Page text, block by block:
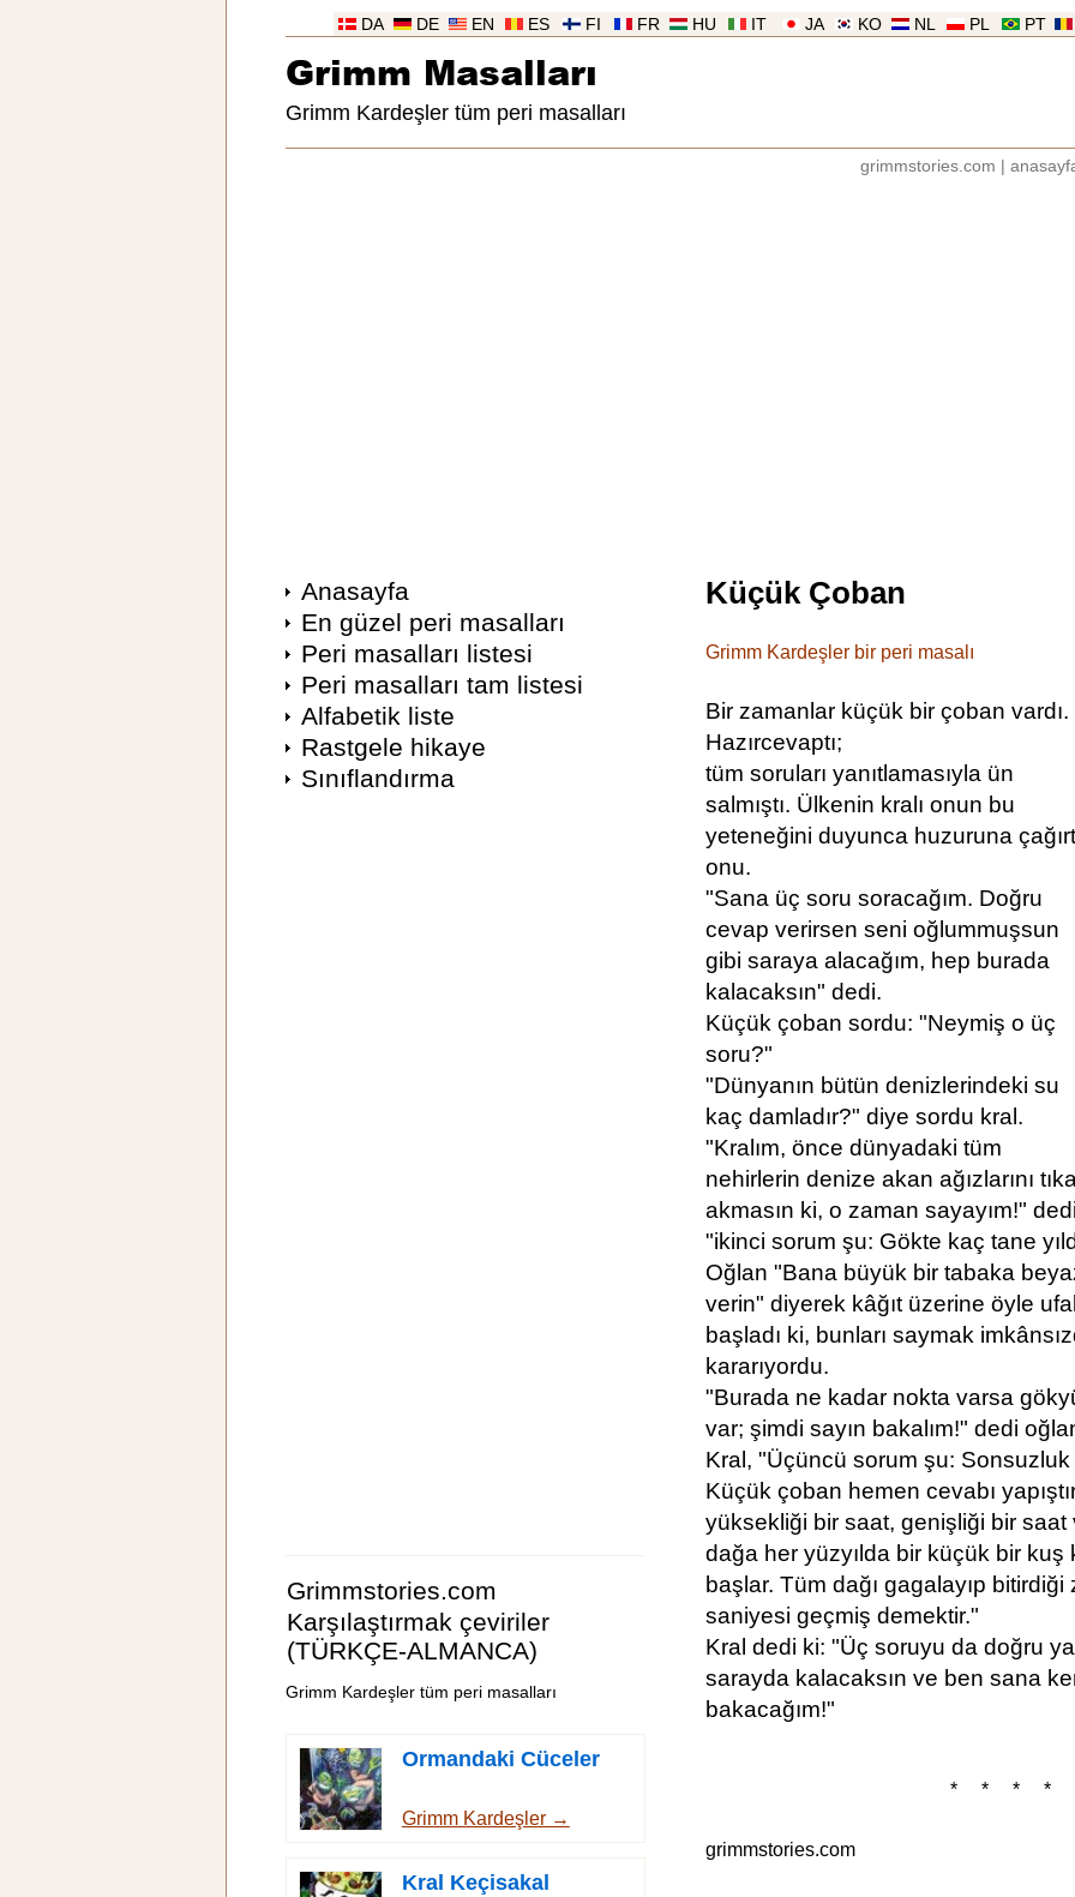
PT
PL
NL
KO
JA
IT
HU
FR
FI
ES
EN
DE
DA
Grimm Masalları
Grimm Kardeşler tüm peri masalları
grimmstories.com
Anasayfa
En güzel peri masalları
Peri masalları listesi
Peri masalları tam listesi
Alfabetik liste
Rastgele hikaye
Sınıflandırma
Grimmstories.com
Karşılaştırmak çeviriler
(TÜRKÇE-ALMANCA)
Grimm Kardeşler tüm peri masalları
Ormandaki Cüceler
Grimm Kardeşler →
Kral Keçisakal
Küçük Çoban
Grimm Kardeşler bir peri masalı
Bir zamanlar küçük bir çoban vardı.
Hazırcevaptı;
tüm soruları yanıtlamasıyla ün
salmıştı. Ülkenin kralı onun bu
yeteneğini duyunca huzuruna
onu.
"Sana üç soru soracağım. Doğru
cevap verirsen seni oğlummuşsun
gibi saraya alacağım, hep burada
kalacaksın" dedi.
Küçük çoban sordu: "Neymiş o üç
soru?"
"Dünyanın bütün denizlerindeki su
kaç damladır?" diye sordu kral.
"Kralım, önce dünyadaki tüm
nehirlerin denize akan ağızlarını
akmasın ki, o zaman sayayım!"
"ikinci sorum şu: Gökte kaç tane
Oğlan "Bana büyük bir tabaka
verin" diyerek kâğıt üzerine öyle
başladı ki, bunları saymak
kararıyordu.
"Burada ne kadar nokta varsa
var; şimdi sayın bakalım!" dedi
Kral, "Üçüncü sorum şu:
Küçük çoban hemen cevabı
yüksekliği bir saat, genişliği bir saat
dağa her yüzyılda bir küçük bir
başlar. Tüm dağı gagalayıp
saniyesi geçmiş demektir."
Kral dedi ki: "Üç soruyu da doğru
sarayda kalacaksın ve ben sana
bakacağım!"
* * * *
grimmstories.com